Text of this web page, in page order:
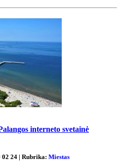
interneto svetainė
24 | Rubrika: Miestas